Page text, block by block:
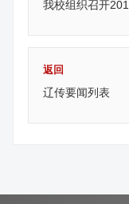
我校组织召开
返回
辽传要闻列表